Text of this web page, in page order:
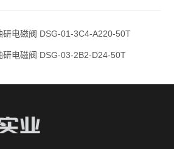
研电磁阀 DSG-01-3C4-A220-50T
研电磁阀 DSG-03-2B2-D24-50T